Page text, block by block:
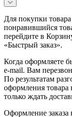
Для покупки
понравившийся
перейдите в
«Быстрый заказ».
Когда оформляете
e-mail. Вам
По результатам
оформления товара
только ждать
Оформление заказа